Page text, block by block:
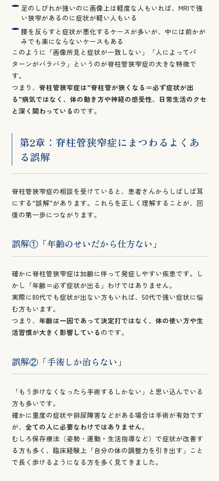
足のしびれが強いのに画像上は軽度な人もいれば、MRIで強
い狭窄があるのに症状が軽い人もいる
腰を反らすと症状が悪化するケースが多いが、中には前かが
みでも楽にならないケースもある
このように「画像所見と症状が一致しない」「人によってパ
ターンがバラバラ」というのが脊柱管狭窄症の大きな特徴で
す。
つまり、 脊柱管狭窄症は“脊柱管が狭くなる＝必ず症状が出
る”病気ではなく、体の動き方や神経の感受性、日常生活のクセ
と深く関わっている のです。
第2章：脊柱管狭窄症にまつわるよくあ
る誤解
脊柱管狭窄症の相談を受けていると、患者さんからしばしば耳
にする“誤解”があります。これらを正しく理解することが、回
復の第一歩につながります。
誤解①「年齢のせいだから仕方ない」
確かに脊柱管狭窄症は加齢に伴って発症しやすい疾患です。し
かし「年齢＝必ず症状が出る」わけではありません。
実際に80代でも症状が出ない方もいれば、50代で強い症状に悩
む方もいます。
つまり、 年齢は一因であって決定打ではなく、体の使い方や生
活習慣が大きく影響している のです。
誤解②「手術しか治らない」
「もう歩けなくなったら手術するしかない」と思い込んでいる
方も多いです。
確かに重度の症状や排尿障害などがある場合は手術が有効です
が、 全ての人に必要なわけではありません。
むしろ保存療法（姿勢・運動・生活指導など）で症状が改善す
る方も多く、臨床経験上「自分の体の調整力を引き出す」こと
で長く歩けるようになる方を多く見てきました。